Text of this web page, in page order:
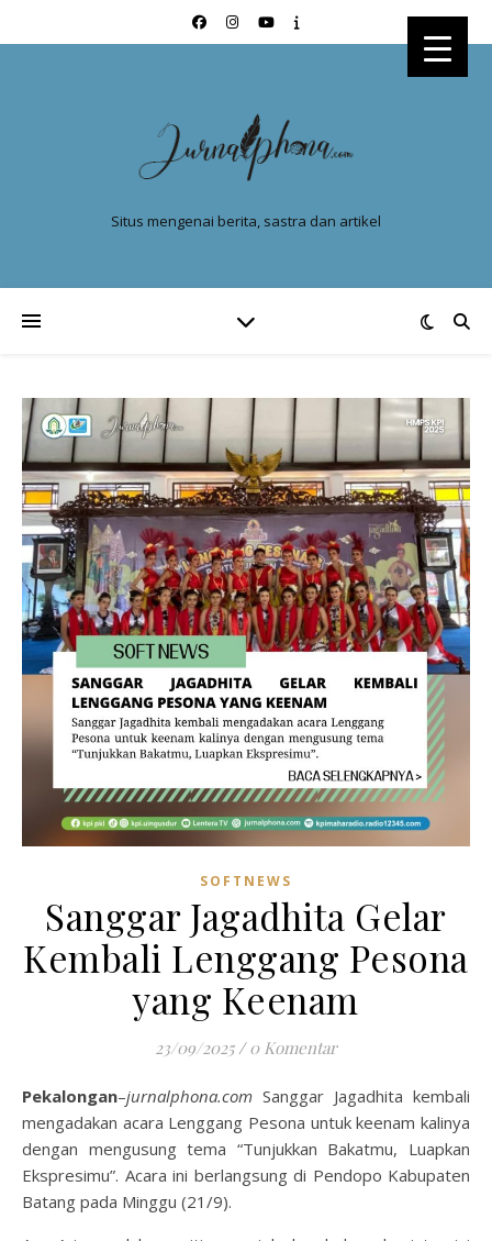
Situs mengenai berita, sastra dan artikel
SOFTNEWS
Sanggar Jagadhita Gelar
Kembali Lenggang Pesona
yang Keenam
23/09/2025 / 0 Komentar
Pekalongan–jurnalphona.com Sanggar Jagadhita kembali
mengadakan acara Lenggang Pesona untuk keenam kalinya
dengan mengusung tema “Tunjukkan Bakatmu, Luapkan
Ekspresimu”. Acara ini berlangsung di Pendopo Kabupaten
Batang pada Minggu (21/9).